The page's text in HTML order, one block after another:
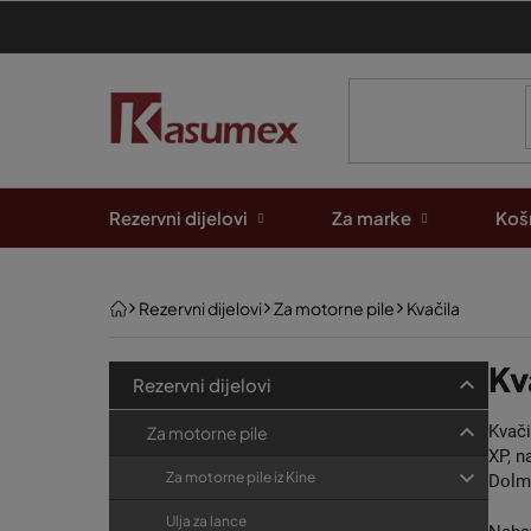
sadržaj
Rezervni dijelovi Za marke
PočetnaRezervni dijelovi Za motorne pile Kvačila
okategorije
a
Rezervni dijelovi
Za motorne pile
Za motorne pile iz Kine
Ulja za lance
XP,